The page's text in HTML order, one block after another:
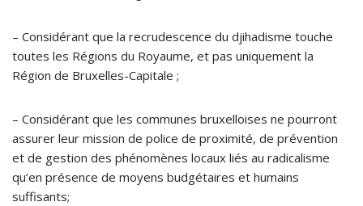
– Considérant que la recrudescence du djihadisme touche
toutes les Régions du Royaume, et pas uniquement la
Région de Bruxelles-Capitale ;
– Considérant que les communes bruxelloises ne pourront
assurer leur mission de police de proximité, de prévention
et de gestion des phénomènes locaux liés au radicalisme
qu’en présence de moyens budgétaires et humains
suffisants;